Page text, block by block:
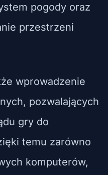
pogody oraz
przestrzeni
wprowadzenie
pozwalających
gry do
temu zarówno
komputerów,